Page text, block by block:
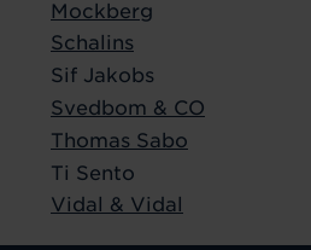
Mockberg
Schalins
Sif Jakobs
Svedbom & CO
Thomas Sabo
Ti Sento
Vidal & Vidal